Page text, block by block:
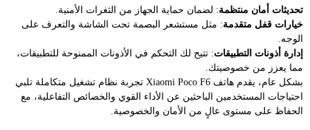
تحديثات أمان منتظمة: لضمان حماية الجهاز من الثغرات الأمنية.
خيارات قفل متقدمة: مثل مستشعر البصمة تحت الشاشة والتعرف على
الوجه.
إدارة أذونات التطبيقات: تتيح لك التحكم في الأذونات الممنوحة للتطبيقات،
مما يعزز من خصوصيتك.
بشكل عام، يقدم هاتف Xiaomi Poco F6 تجربة نظام تشغيل متكاملة تلبي
احتياجات المستخدمين الباحثين عن الأداء القوي والخصائص التفاعلية، مع
الحفاظ على مستوى عالٍ من الأمان والخصوصية.